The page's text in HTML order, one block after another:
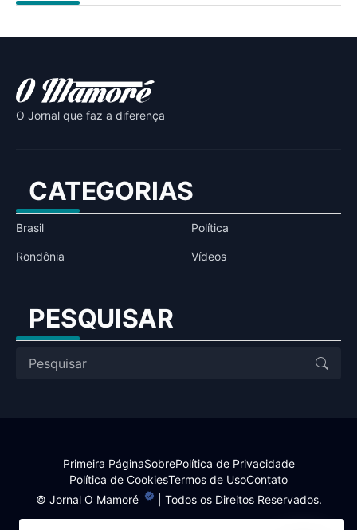
O Jornal que faz a diferença
CATEGORIAS
Brasil Política
Rondônia Vídeos
PESQUISAR
© Jornal O Mamoré | Todos os Direitos Reservados.
Primeira PáginaSobrePolítica de Privacidade
Política de CookiesTermos de UsoContato